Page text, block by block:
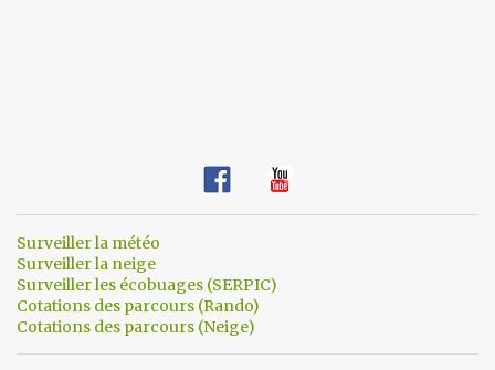
Surveiller la météo
Surveiller la neige
Surveiller les écobuages (SERPIC)
Cotations des parcours (Rando)
Cotations des parcours (Neige)